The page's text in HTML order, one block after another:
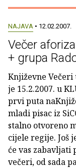
NAJAVA • 12.02.2007.
Večer
+ grupa
Književne
je 15.2.2007. u
prvi puta
mladi pisac iz
stalno otvoreno
cijele regije. Još
će vas
večeri, od sada